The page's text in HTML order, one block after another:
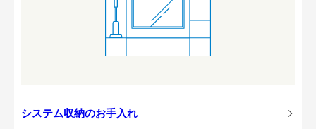
システム収納のお手入れ